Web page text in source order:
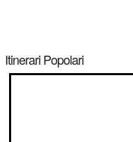
Itinerari Popolari